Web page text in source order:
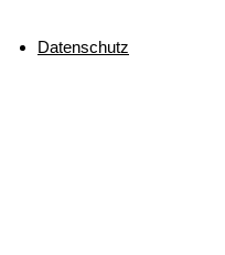
Datenschutz